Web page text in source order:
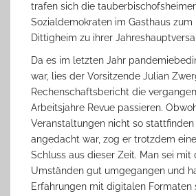
trafen sich die tauberbischofsheimer
Sozialdemokraten im Gasthaus zum
Dittigheim zu ihrer
Da es im letzten Jahr
war, lies der Vorsitzende Julian
Rechenschaftsbericht die
Arbeitsjahre Revue passieren.
Veranstaltungen nicht so stattfinden
angedacht war, zog er trotzdem
Schluss aus dieser Zeit. Man sei mit
Umständen gut umgegangen und
Erfahrungen mit digitalen Formaten